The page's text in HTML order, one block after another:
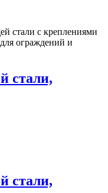
стали,
стали,